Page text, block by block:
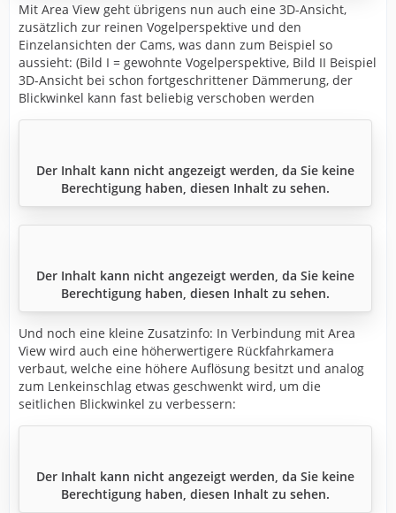
Mit Area View geht übrigens nun auch eine 3D-Ansicht,
zusätzlich zur reinen Vogelperspektive und den
Einzelansichten der Cams, was dann zum Beispiel so
aussieht: (Bild I = gewohnte Vogelperspektive, Bild II Beispiel
3D-Ansicht bei schon fortgeschrittener Dämmerung, der
Blickwinkel kann fast beliebig verschoben werden
Der Inhalt kann nicht angezeigt werden, da Sie keine
Berechtigung haben, diesen Inhalt zu sehen.
Der Inhalt kann nicht angezeigt werden, da Sie keine
Berechtigung haben, diesen Inhalt zu sehen.
Und noch eine kleine Zusatzinfo: In Verbindung mit Area
View wird auch eine höherwertigere Rückfahrkamera
verbaut, welche eine höhere Auflösung besitzt und analog
zum Lenkeinschlag etwas geschwenkt wird, um die
seitlichen Blickwinkel zu verbessern:
Der Inhalt kann nicht angezeigt werden, da Sie keine
Berechtigung haben, diesen Inhalt zu sehen.